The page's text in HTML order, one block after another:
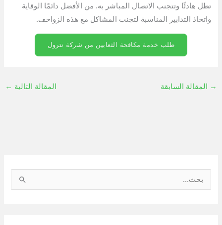
تظل هادئًا وتتجنب الاتصال المباشر به. من الأفضل دائمًا الوقاية
واتخاذ التدابير المناسبة لتجنب المشاكل مع هذه الزواحف.
طلب خدمة مكافحة الثعابين من شركة نترول
→ المقالة السابقة المقالة التالية ←